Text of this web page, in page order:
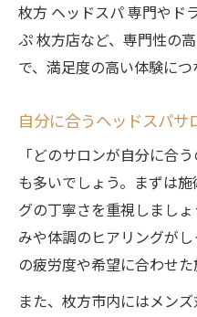
枚方 ヘッドスパ 専門やド
ぷ 枚方店など、専門性の
で、満足度の高い体験につ
自分に合うヘッドスパサ
「どのサロンが自分に合
も多いでしょう。まずは
グの丁寧さを重視しまし
みや体調のヒアリングが
の疲労度や希望に合わせた
また、枚方市内にはメン